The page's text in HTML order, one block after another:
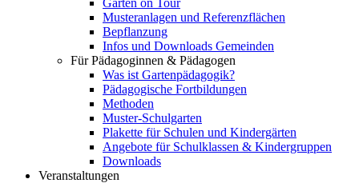
Garten on Tour
Musteranlagen und Referenzflächen
Bepflanzung
Infos und Downloads Gemeinden
Für Pädagoginnen & Pädagogen
Was ist Gartenpädagogik?
Pädagogische Fortbildungen
Methoden
Muster-Schulgarten
Plakette für Schulen und Kindergärten
Angebote für Schulklassen & Kindergruppen
Downloads
Veranstaltungen